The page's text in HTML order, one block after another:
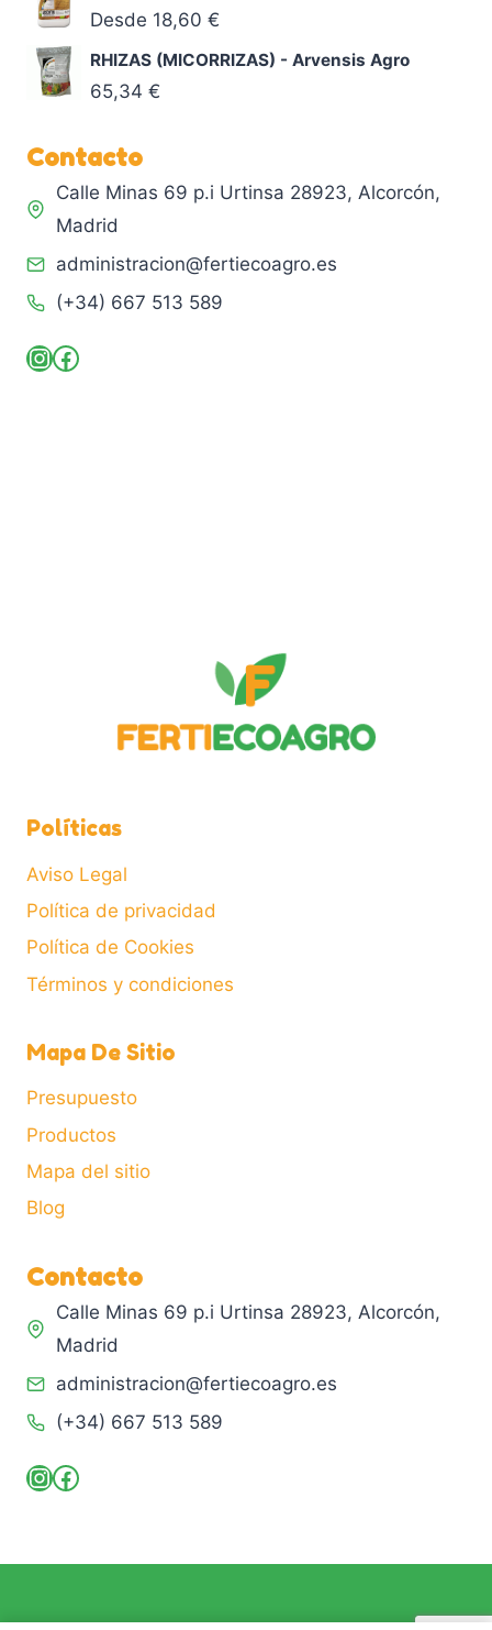
Desde 18,60 €
RHIZAS (MICORRIZAS) - Arvensis Agro
65,34 €
Contacto
Calle Minas 69 p.i Urtinsa 28923, Alcorcón,
Madrid
administracion@fertiecoagro.es
(+34) 667 513 589
Instagram
Facebook
Políticas
Aviso Legal
Política de privacidad
Política de Cookies
Términos y condiciones
Mapa De Sitio
Presupuesto
Productos
Mapa del sitio
Blog
Contacto
Calle Minas 69 p.i Urtinsa 28923, Alcorcón,
Madrid
administracion@fertiecoagro.es
(+34) 667 513 589
Instagram
Facebook